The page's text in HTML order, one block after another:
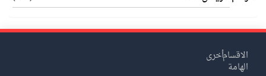
الاقسام
الهامة
أخرى